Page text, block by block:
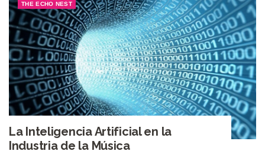
THE ECHO NEST
La Inteligencia Artificial en la
Industria de la Música